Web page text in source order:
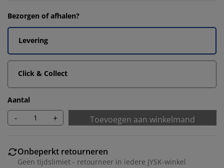
Bezorgen of afhalen?
Levering
Click & Collect
Aantal
- + Toevoegen aan winkelmand
Onbeperkt retourneren
Geen tijdslimiet - retourneer in iedere JYSK-winkel